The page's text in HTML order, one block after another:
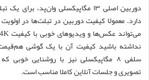
دوربین اصلی ۱۳ مگاپیکسلی وان‌پد،
دارد. معمولا کیفیت دوربین در تبلت‌ها در
نداشته باشید کیفیت آن با یک گوشی
سلفی ۸ مگاپیکسلی نیز با روشنایی
تصویری و جلسات آنلاین کاملا مناسب است.